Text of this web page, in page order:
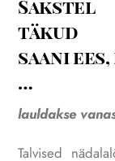
Sakstel
täkud
saani
…
lauldakse
Talvised